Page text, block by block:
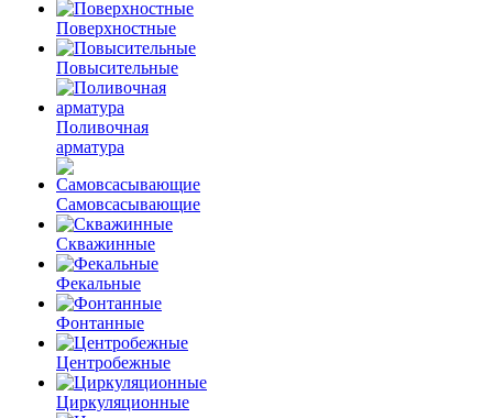
Поверхностные
Повысительные
Поливочная
арматура
Самовсасывающие
Скважинные
Фекальные
Фонтанные
Центробежные
Циркуляционные